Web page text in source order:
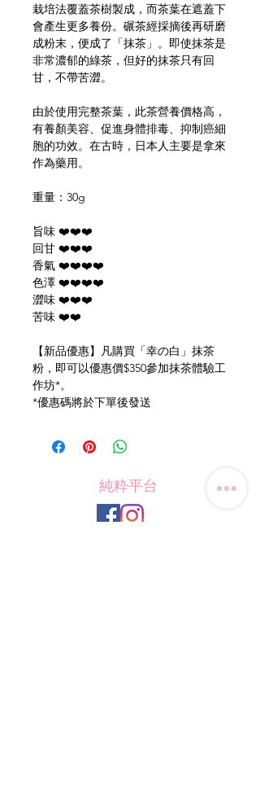
栽培法覆蓋茶樹製成，而茶葉在遮蓋下
會產生更多養份。碾茶經採摘後再研磨
成粉末，便成了「抹茶」。即使抹茶是
非常濃郁的綠茶，但好的抹茶只有回
甘，不帶苦澀。
由於使用完整茶葉，此茶營養價格高，
有養顏美容、促進身體排毒、抑制癌細
胞的功效。在古時，日本人主要是拿來
作為藥用。
重量：30g
旨味 ❤️❤️❤️
回甘 ❤️❤️❤️
香氣 ❤️❤️❤️❤️
色澤 ❤️❤️❤️❤️
澀味 ❤️❤️❤️
苦味 ❤️❤️
【新品優惠】凡購買「幸の白」抹茶
粉，即可以優惠價$350參加抹茶體驗工
作坊*。
*優惠碼將於下單後發送
純粋平台